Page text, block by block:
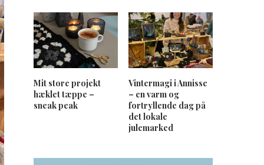
Mit store projekt
hæklet tæppe –
sneak peak
Vintermagi i Annisse
– en varm og
fortryllende dag på
det lokale
julemarked